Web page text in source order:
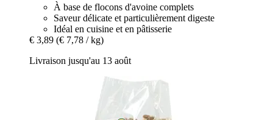
À base de flocons d'avoine complets
Saveur délicate et particulièrement digeste
Idéal en cuisine et en pâtisserie
€ 3,89 (€ 7,78 / kg)
Livraison jusqu'au 13 août